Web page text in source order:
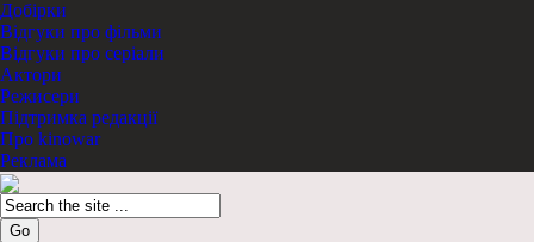
Добірки
Відгуки про фільми
Відгуки про серіали
Актори
Режисери
Підтримка редакції
Про kinowar
Реклама
Go